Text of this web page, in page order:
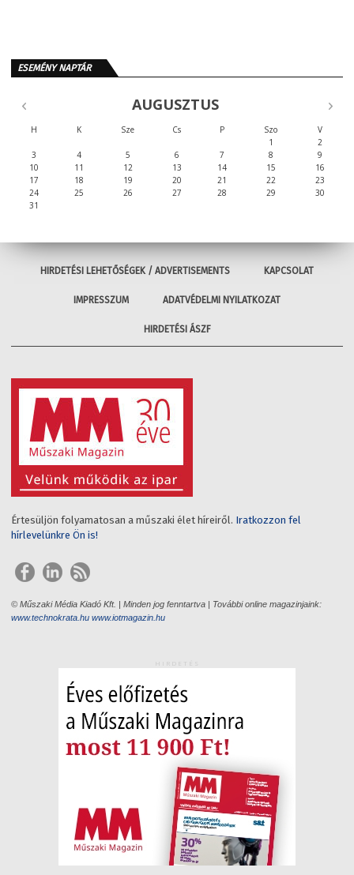
ESEMÉNY NAPTÁR
AUGUSZTUS
H K Sze Cs P Szo
V
1
2
3
4 5 6 7 8
9
10
11 12 13 14 15
16
17
18 19 20 21 22
23
24
25 26 27 28 29
30
31
HIRDETÉSI LEHETŐSÉGEK / ADVERTISEMENTS KAPCSOLAT
IMPRESSZUM ADATVÉDELMI NYILATKOZAT
HIRDETÉSI ÁSZF
Értesüljön folyamatosan a műszaki élet híreiről. Iratkozzon fel
hírlevelünkre Ön is!
© Műszaki Média Kiadó Kft. | Minden jog fenntartva | További online magazinjaink:
www.technokrata.hu www.iotmagazin.hu
HIRDETÉS